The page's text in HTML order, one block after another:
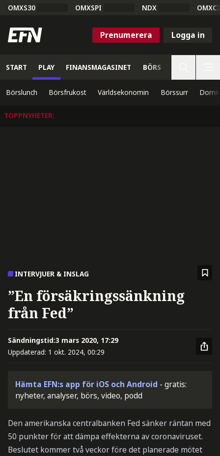
OMXS30 OMXSPI NDX
Prenumerera Logga in
START PLAY FINANSMAGASINET BÖRS
Börslunch Börsfrukost Världsekonomin Börssurr
TOPPNYHETER:
INTERVJUER & INSLAG
”En försäkringssänkning
från Fed”
Sändningstid:3 mars 2020, 17:29
Uppdaterad: 1 okt. 2024, 00:29
Hämta EFN:s app för iOS och Android - gratis:
nyheter, analyser, börs, video, podd
Den amerikanska centralbanken Fed sänker räntan med
50 punkter för att dämpa effekterna av coronaviruset.
Beslutet kommer två veckor före det planerade mötet